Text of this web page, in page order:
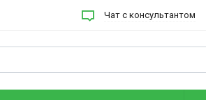
Чат с консультантом